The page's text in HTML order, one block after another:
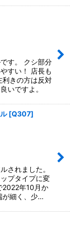
す。 クシ部分
すい！ 店長も
利きの方は反対
いですよ。
[Q307]
されました。
プタイプに変
2022年10月か
が細く、少…